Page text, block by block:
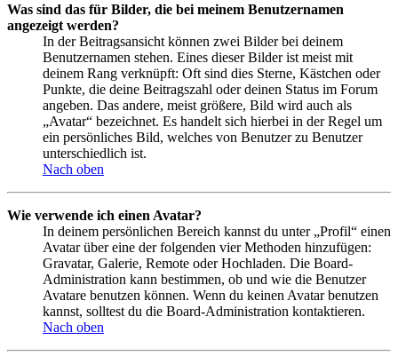
Was sind das für Bilder, die bei meinem Benutzernamen
angezeigt werden?
In der Beitragsansicht können zwei Bilder bei deinem
Benutzernamen stehen. Eines dieser Bilder ist meist mit
deinem Rang verknüpft: Oft sind dies Sterne, Kästchen oder
Punkte, die deine Beitragszahl oder deinen Status im Forum
angeben. Das andere, meist größere, Bild wird auch als
„Avatar“ bezeichnet. Es handelt sich hierbei in der Regel um
ein persönliches Bild, welches von Benutzer zu Benutzer
unterschiedlich ist.
Nach oben
Wie verwende ich einen Avatar?
In deinem persönlichen Bereich kannst du unter „Profil“ einen
Avatar über eine der folgenden vier Methoden hinzufügen:
Gravatar, Galerie, Remote oder Hochladen. Die Board-
Administration kann bestimmen, ob und wie die Benutzer
Avatare benutzen können. Wenn du keinen Avatar benutzen
kannst, solltest du die Board-Administration kontaktieren.
Nach oben